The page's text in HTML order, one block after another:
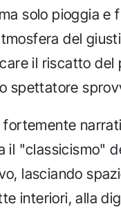
solo pioggia e
del
il riscatto del
spettatore
fortemente
il "classicismo"
lasciando
interiori, alla